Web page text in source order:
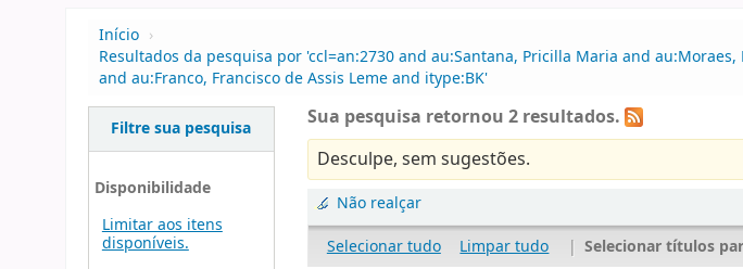
Início ›
Resultados da pesquisa por 'ccl=an:2730 and au:Santana, Pricilla Maria and
and au:Franco, Francisco de Assis Leme and itype:BK'
Filtre sua pesquisa
Disponibilidade
Limitar aos itens
disponíveis.
Sua pesquisa retornou 2 resultados.
Desculpe, sem sugestões.
Não realçar
Selecionar tudo
Limpar tudo | Selecionar títulos